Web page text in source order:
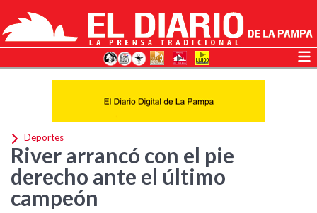
Deportes
River arrancó con el pie
derecho ante el último
campeón